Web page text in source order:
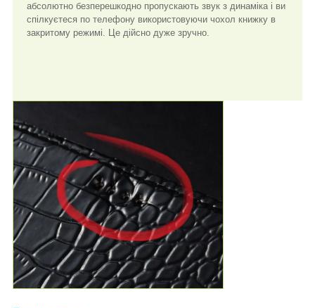
абсолютно безперешкодно пропускають звук з динаміка і ви
спілкуєтеся по телефону використовуючи чохол книжку в
закритому режимі. Це дійсно дуже зручно.